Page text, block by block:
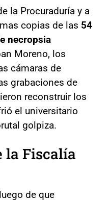
la Procuraduría y a
copias de las 54
necropsia
Moreno, los
cámaras de
grabaciones de
reconstruir los
el universitario
golpiza.
la Fiscalía
de que